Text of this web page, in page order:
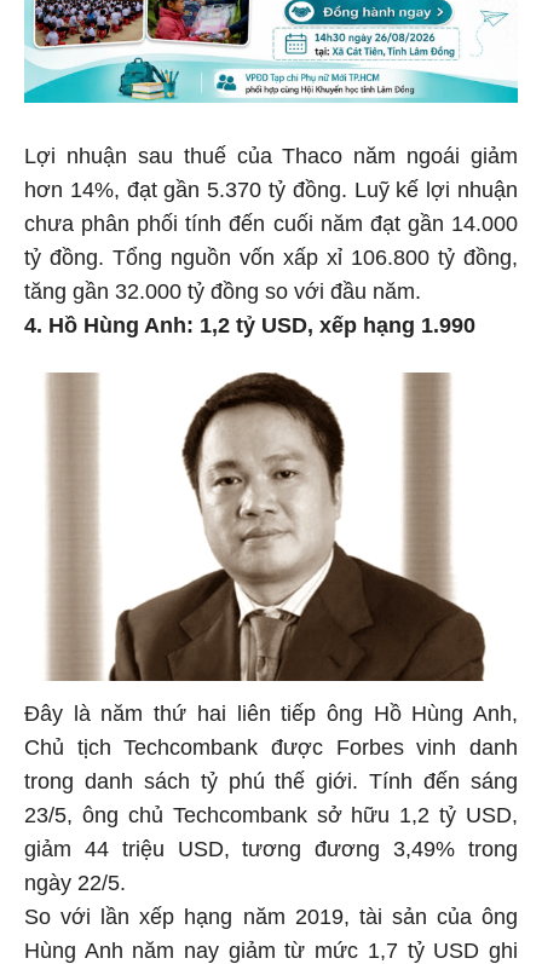
Lợi nhuận sau thuế của Thaco năm ngoái giảm
hơn 14%, đạt gần 5.370 tỷ đồng. Luỹ kế lợi nhuận
chưa phân phối tính đến cuối năm đạt gần 14.000
tỷ đồng. Tổng nguồn vốn xấp xỉ 106.800 tỷ đồng,
tăng gần 32.000 tỷ đồng so với đầu năm.
4. Hồ Hùng Anh: 1,2 tỷ USD, xếp hạng 1.990
Đây là năm thứ hai liên tiếp ông Hồ Hùng Anh,
Chủ tịch Techcombank được Forbes vinh danh
trong danh sách tỷ phú thế giới. Tính đến sáng
23/5, ông chủ Techcombank sở hữu 1,2 tỷ USD,
giảm 44 triệu USD, tương đương 3,49% trong
ngày 22/5.
So với lần xếp hạng năm 2019, tài sản của ông
Hùng Anh năm nay giảm từ mức 1,7 tỷ USD ghi